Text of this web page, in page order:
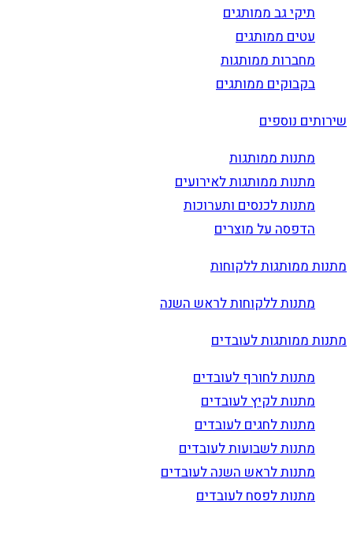
תיקי גב ממותגים
עטים ממותגים
מחברות ממותגות
בקבוקים ממותגים
שירותים נוספים
מתנות ממותגות
מתנות ממותגות לאירועים
מתנות לכנסים ותערוכות
הדפסה על מוצרים
מתנות ממותגות ללקוחות
מתנות ללקוחות לראש השנה
מתנות ממותגות לעובדים
מתנות לחורף לעובדים
מתנות לקיץ לעובדים
מתנות לחגים לעובדים
מתנות לשבועות לעובדים
מתנות לראש השנה לעובדים
מתנות לפסח לעובדים